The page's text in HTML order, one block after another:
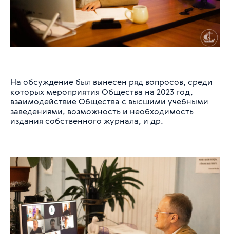
На обсуждение был вынесен ряд вопросов, среди
которых мероприятия Общества на 2023 год,
взаимодействие Общества с высшими учебными
заведениями, возможность и необходимость
издания собственного журнала, и др.